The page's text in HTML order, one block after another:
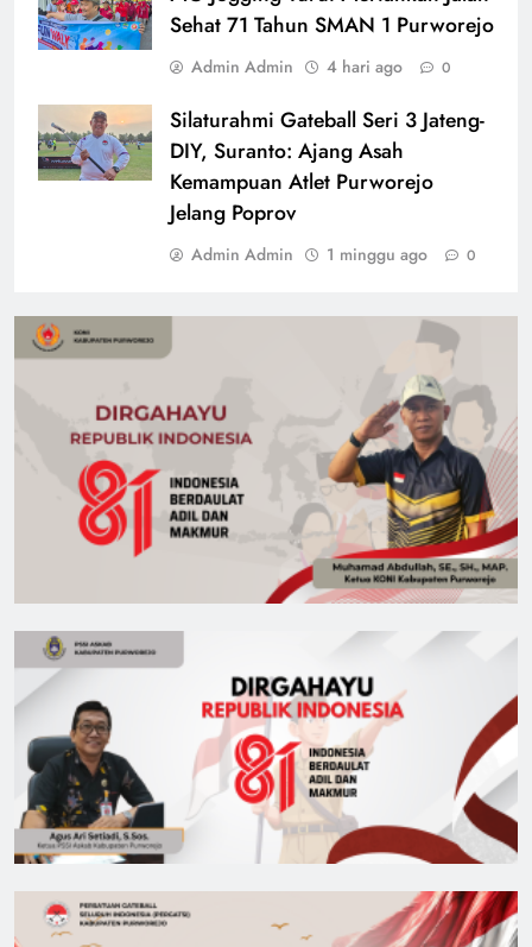
Sehat 71 Tahun SMAN 1 Purworejo
Admin Admin 4 hari ago 0
Silaturahmi Gateball Seri 3 Jateng-
DIY, Suranto: Ajang Asah
Kemampuan Atlet Purworejo
Jelang Poprov
Admin Admin 1 minggu ago 0